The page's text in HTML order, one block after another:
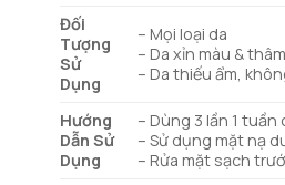
Đối
Tượng
Sử
Dụng
– Mọi loại da
– Da xỉn màu &
– Da thiếu ẩm,
Hướng
Dẫn Sử
Dụng
– Dùng 3 lần 1
– Sử dụng mặt nạ
– Rửa mặt sạch